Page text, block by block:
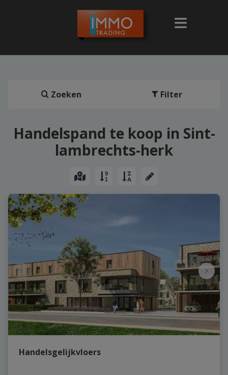
Zoeken Filter
Handelspand te koop in Sint-
lambrechts-herk
Handelsgelijkvloers